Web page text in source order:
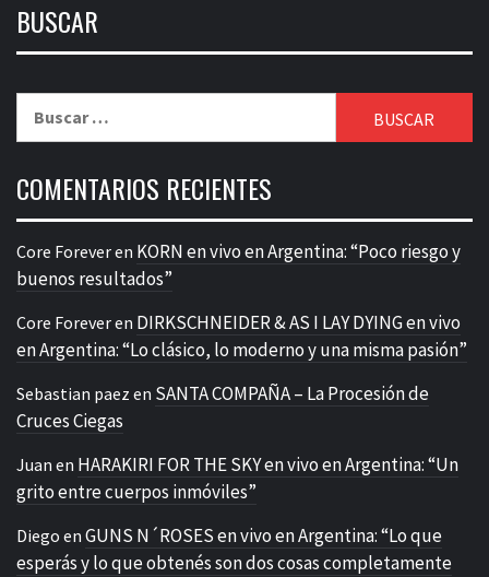
BUSCAR
COMENTARIOS RECIENTES
Core Foreveren KORN en vivo en Argentina: “Poco riesgo y
buenos resultados”
Core Foreveren DIRKSCHNEIDER & AS I LAY DYING en vivo
en Argentina: “Lo clásico, lo moderno y una misma pasión”
Sebastian paez en SANTA COMPAÑA – La Procesión de
Cruces Ciegas
Juan en HARAKIRI FOR THE SKY en vivo en Argentina: “Un
grito entre cuerpos inmóviles”
Diego en GUNS N´ROSES en vivo en Argentina: “Lo que
esperás y lo que obtenés son dos cosas completamente